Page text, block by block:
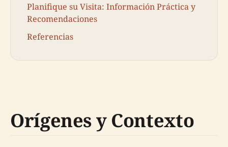
Planifique su Visita: Información Práctica y
Recomendaciones
Referencias
Orígenes y Contexto